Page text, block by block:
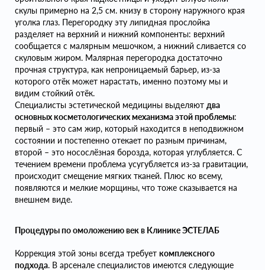
скулы примерно на 2,5 см. книзу в сторону наружного края
уголка глаз. Перегородку эту липидная прослойка
разделяет на верхний и нижний компоненты: верхний
сообщается с малярным мешочком, а нижний сливается со
скуловым жиром. Малярная перегородка достаточно
прочная структура, как непроницаемый барьер, из-за
которого отёк может нарастать, именно поэтому мы и
видим стойкий отёк.
Специалисты эстетической медицины выделяют два
основных косметологических механизма этой проблемы:
первый – это сам жир, который находится в неподвижном
состоянии и постепенно отекает по разным причинам,
второй – это носослёзная борозда, которая углубляется. С
течением времени проблема усугубляется из-за гравитации,
происходит смещение мягких тканей. Плюс ко всему,
появляются и мелкие морщины, что тоже сказывается на
внешнем виде.
Процедуры по омоложению век в Клинике ЭСТЕЛАБ
Коррекция этой зоны всегда требует комплексного
подхода. В арсенале специалистов имеются следующие